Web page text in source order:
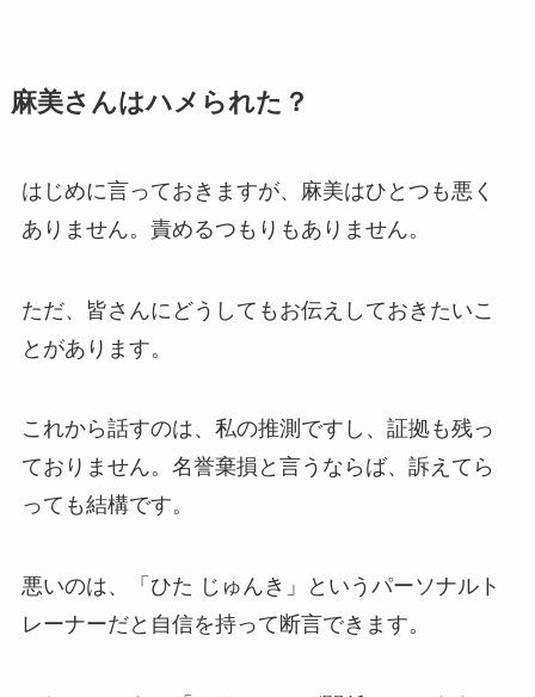
麻美さんはハメられた？
はじめに言っておきますが、麻美はひとつも悪く
ありません。責めるつもりもありません。
ただ、皆さんにどうしてもお伝えしておきたいこ
とがあります。
これから話すのは、私の推測ですし、証拠も残っ
ておりません。名誉棄損と言うならば、訴えてら
っても結構です。
悪いのは、「ひた じゅんき」というパーソナルト
レーナーだと自信を持って断言できます。